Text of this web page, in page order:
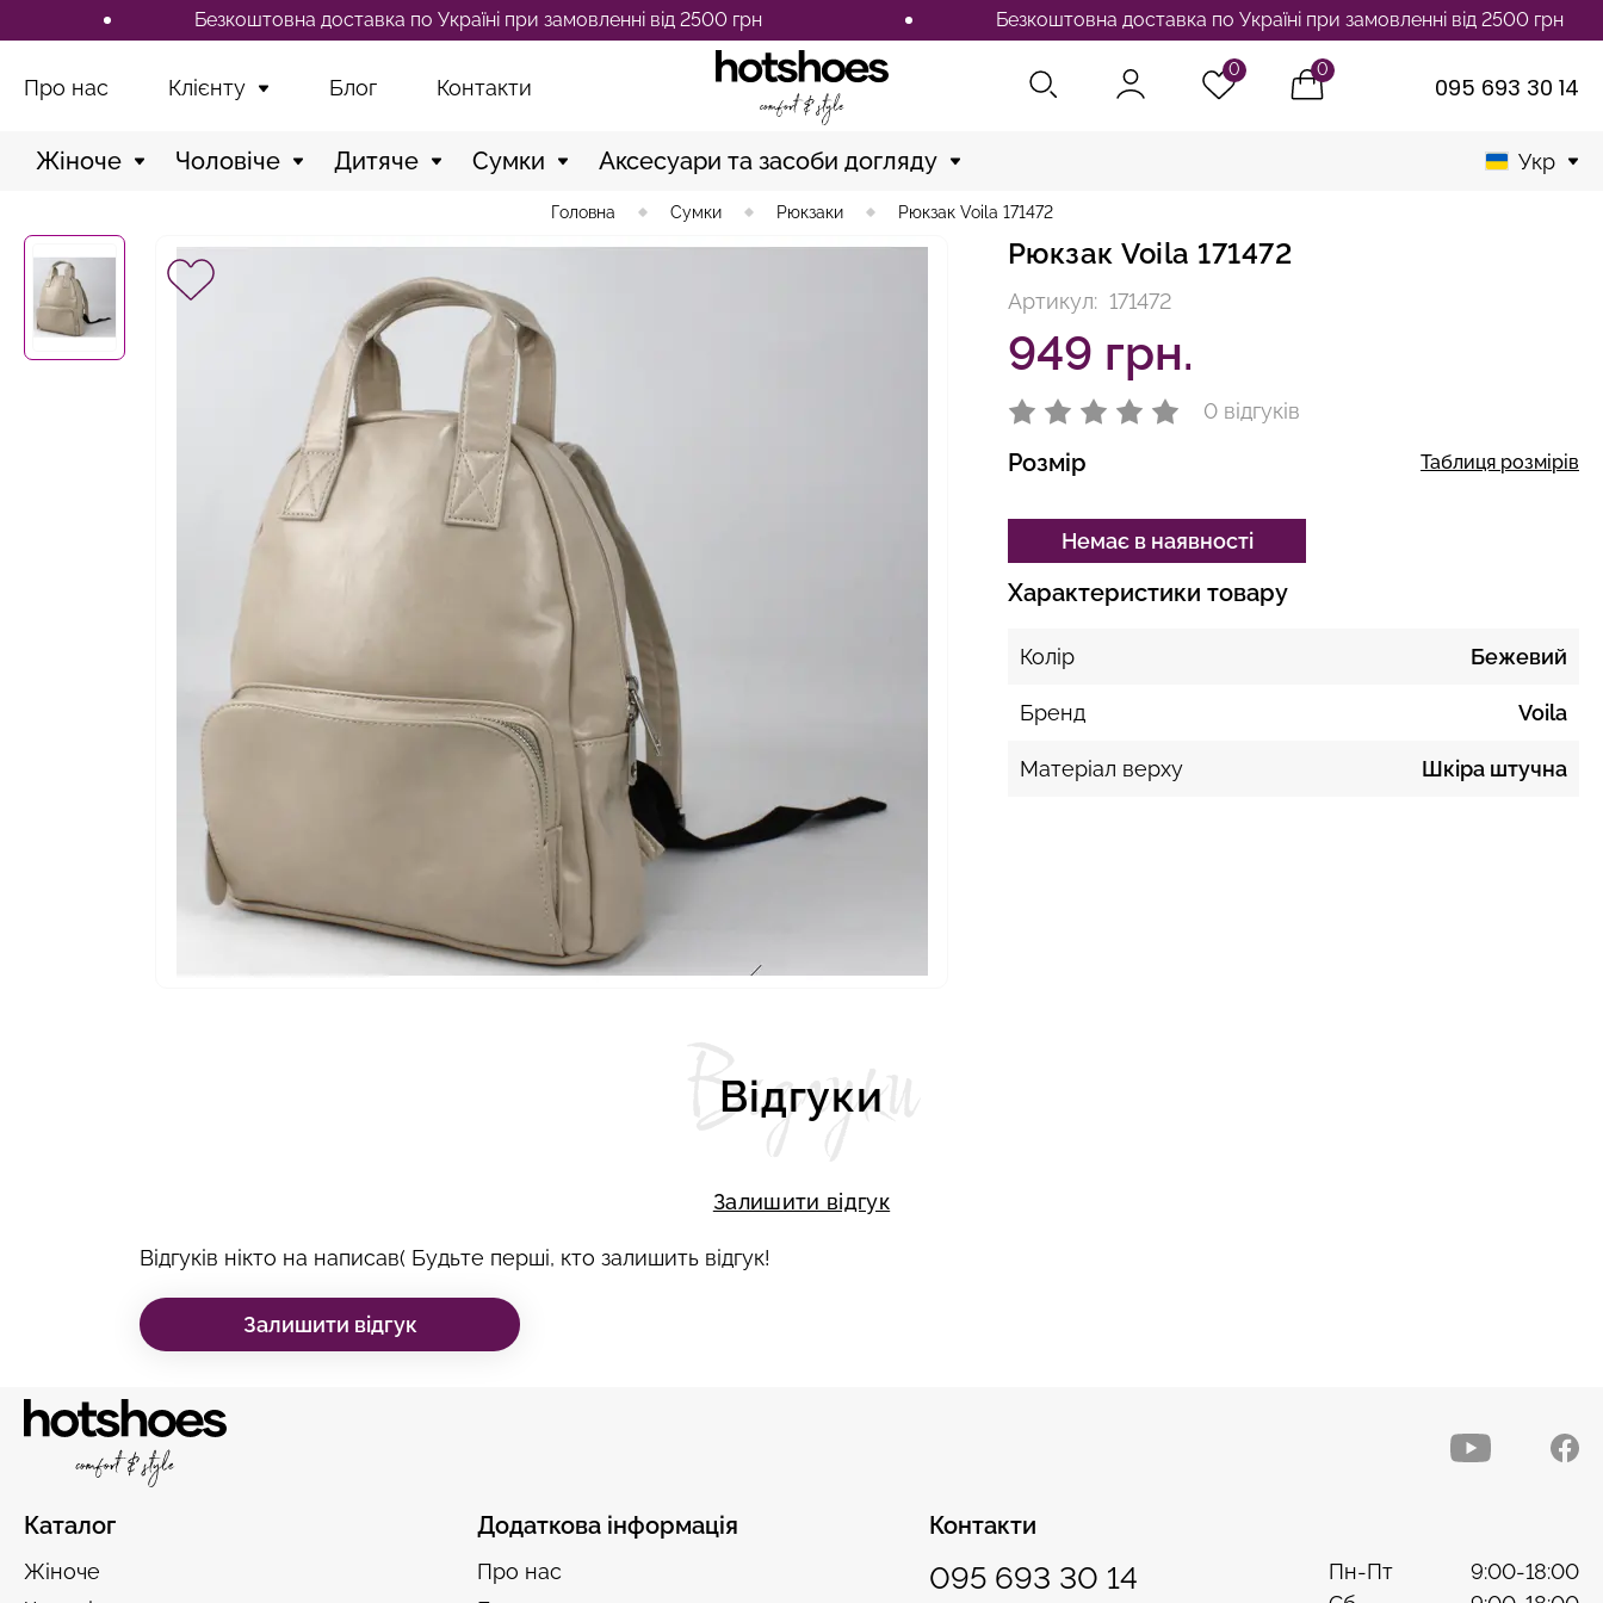
Безкоштовна доставка по Україні при замовленні від 2500 грн Безкоштовна доставка по Україні при замовленні від 2500 грн
Про нас Клієнту Блог Контакти
0 0
095 693 30 14
Жіноче Чоловіче Дитяче Сумки Аксесуари та засоби догляду Укр
Головна Сумки Рюкзаки Рюкзак Voila 171472
Рюкзак Voila 171472
Артикул: 171472
949 грн.
0 відгуків
Розмір Таблиця розмірів
Немає в наявності
Характеристики товару
Колір Бежевий
Бренд Voila
Матеріал верху Шкіра штучна
Відгуки
Відгуки
Залишити відгук
Відгуків нікто на написав( Будьте перші, кто залишить відгук!
Залишити відгук
Каталог
Жіноче
Додаткова інформація
Про нас
Контакти
095 693 30 14 Пн-Пт
9:00-18:00